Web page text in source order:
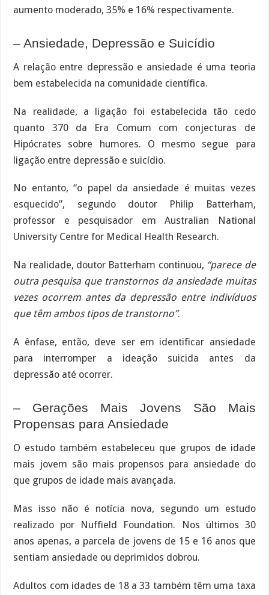
aumento moderado, 35% e 16% respectivamente.
– Ansiedade, Depressão e Suicídio
A relação entre depressão e ansiedade é uma teoria
bem estabelecida na comunidade científica.
Na realidade, a ligação foi estabelecida tão cedo
quanto 370 da Era Comum com conjecturas de
Hipócrates sobre humores. O mesmo segue para
ligação entre depressão e suicídio.
No entanto, “o papel da ansiedade é muitas vezes
esquecido”, segundo doutor Philip Batterham,
professor e pesquisador em Australian National
University Centre for Medical Health Research.
Na realidade, doutor Batterham continuou, “parece de
outra pesquisa que transtornos da ansiedade muitas
vezes ocorrem antes da depressão entre indivíduos
que têm ambos tipos de transtorno”.
A ênfase, então, deve ser em identificar ansiedade
para interromper a ideação suicida antes da
depressão até ocorrer.
– Gerações Mais Jovens São Mais
Propensas para Ansiedade
O estudo também estabeleceu que grupos de idade
mais jovem são mais propensos para ansiedade do
que grupos de idade mais avançada.
Mas isso não é notícia nova, segundo um estudo
realizado por Nuffield Foundation. Nos últimos 30
anos apenas, a parcela de jovens de 15 e 16 anos que
sentiam ansiedade ou deprimidos dobrou.
Adultos com idades de 18 a 33 também têm uma taxa